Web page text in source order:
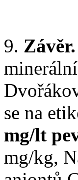
9. Závěr.
se na
mg/lt
mg/kg,